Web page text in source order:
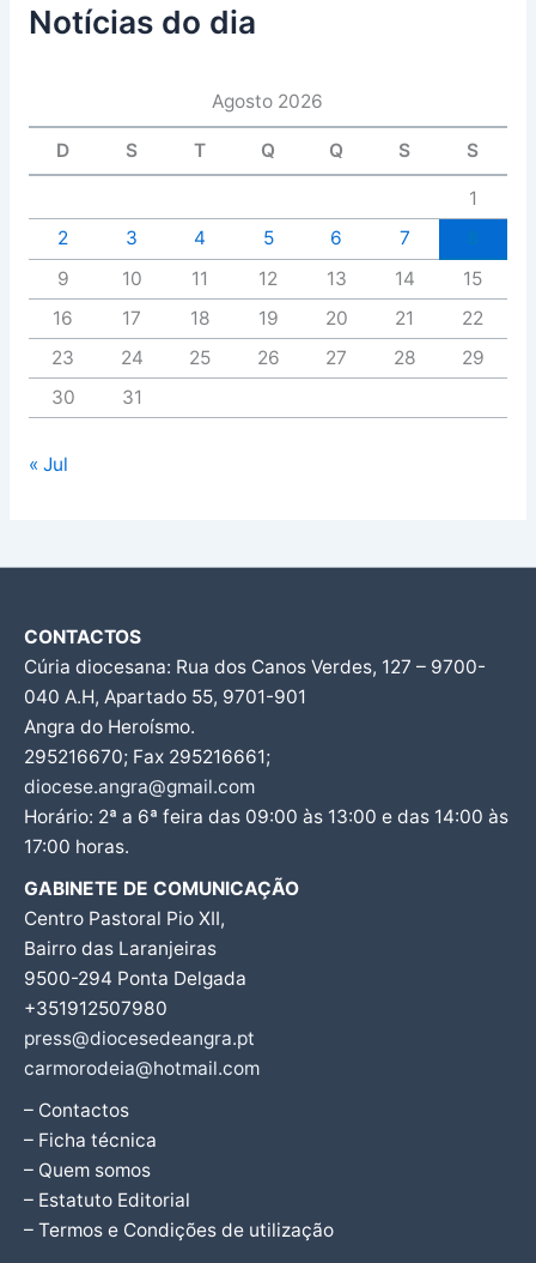
Notícias do dia
Agosto 2026
D S T Q Q S S
1
2
3 4 5 6 7
9
10 11 12 13 14
15
16
17 18 19 20 21
22
23
24 25 26 27 28
29
30
31
« Jul
CONTACTOS
Cúria diocesana: Rua dos Canos Verdes, 127 – 9700-
040 A.H, Apartado 55, 9701-901
Angra do Heroísmo.
295216670; Fax 295216661;
diocese.angra@gmail.com
Horário: 2ª a 6ª feira das 09:00 às 13:00 e das 14:00 às
17:00 horas.
GABINETE DE COMUNICAÇÃO
Centro Pastoral Pio XII,
Bairro das Laranjeiras
9500-294 Ponta Delgada
+351912507980
press@diocesedeangra.pt
carmorodeia@hotmail.com
– Contactos
– Ficha técnica
– Quem somos
– Estatuto Editorial
– Termos e Condições de utilização